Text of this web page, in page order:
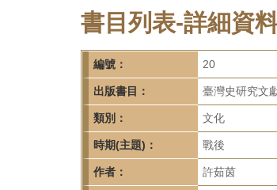
史
研
究
所-
首
頁
書目列表-詳細資
編號： 20
出版書目： 臺灣史研究文
類別： 文化
時期(主題)： 戰後
作者： 許茹茵